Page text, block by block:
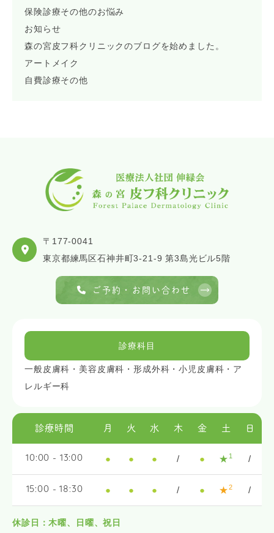
保険診療その他のお悩み
お知らせ
森の宮皮フ科クリニックのブログを始めました。
アートメイク
自費診療その他
〒177-0041
東京都練馬区石神井町3-21-9 第3島光ビル5階
ご予約・お問い合わせ
診療科目
一般皮膚科・美容皮膚科・形成外科・小児皮膚科・ア
レルギー科
診療時間 月 火 水 木 金 土 日
10:00 - 13:00 ● ● ● / ● ★ 1 /
15:00 - 18:30 ● ● ● / ● ★2 /
休診日：木曜、日曜、祝日